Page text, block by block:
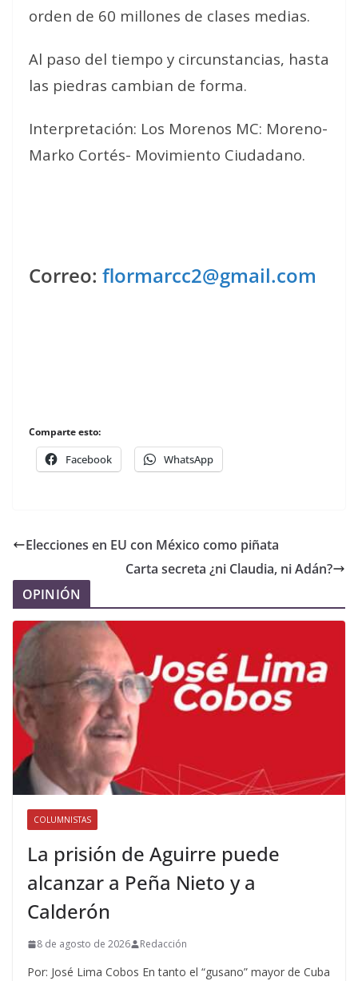
orden de 60 millones de clases medias.
Al paso del tiempo y circunstancias, hasta
las piedras cambian de forma.
Interpretación: Los Morenos MC: Moreno-
Marko Cortés- Movimiento Ciudadano.
Correo: flormarcc2@gmail.com
Comparte esto:
Facebook WhatsApp
Elecciones en EU con México como piñata
Carta secreta ¿ni Claudia, ni Adán?
OPINIÓN
COLUMNISTAS
La prisión de Aguirre puede
alcanzar a Peña Nieto y a
Calderón
8 de agosto de 2026 Redacción
Por: José Lima Cobos En tanto el “gusano” mayor de Cuba